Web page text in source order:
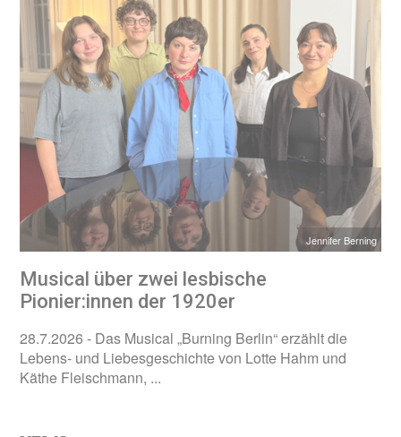
Jennifer Berning
Musical über zwei lesbische
Pionier:innen der 1920er
28.7.2026 - Das Musical „Burning Berlin“ erzählt die
Lebens- und Liebesgeschichte von Lotte Hahm und
Käthe Fleischmann, ...